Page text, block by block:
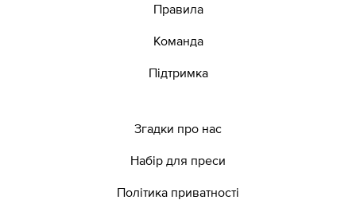
Правила
Команда
Підтримка
Згадки про нас
Набір для преси
Політика приватності